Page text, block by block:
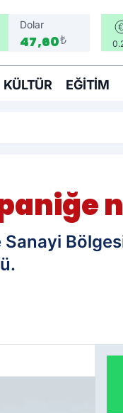
Dolar
47,60₺
KÜLTÜR EĞITIM